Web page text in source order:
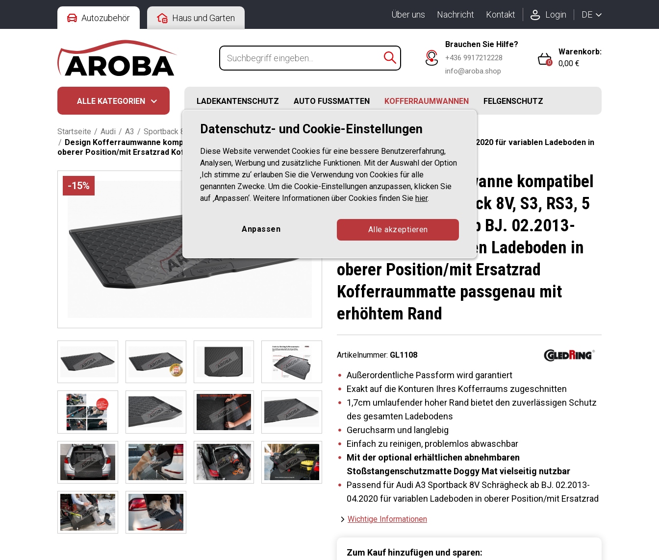
Autozubehör Haus und Garten Über uns Nachricht Kontakt Login DE
Brauchen Sie Hilfe?
+436 9917212228
info@aroba.shop
0
Warenkorb:
0,00 €
ALLE KATEGORIEN LADEKANTENSCHUTZ AUTO FUSSMATTEN KOFFERRAUMWANNEN FELGENSCHUTZ
Startseite / Audi / A3 / Sportback 8V (02.2013-04.2020)
/ Design Kofferraumwanne kompatibel mit Audi A3 Sportback 8V, S3, RS3, 5 Türer Schrägheck ab BJ. 02.2013-04.2020 für variablen Ladeboden in
oberer Position/mit Ersatzrad Kofferraummatte passgenau mit erhöhtem Rand
-15%
Design Kofferraumwanne kompatibel
mit Audi A3 Sportback 8V, S3, RS3, 5
Türer Schrägheck ab BJ. 02.2013-
04.2020 für variablen Ladeboden in
oberer Position/mit Ersatzrad
Kofferraummatte passgenau mit
erhöhtem Rand
Artikelnummer: GL1108
Außerordentliche Passform wird garantiert
Exakt auf die Konturen Ihres Kofferraums zugeschnitten
1,7cm umlaufender hoher Rand bietet den zuverlässigen Schutz
des gesamten Ladebodens
Geruchsarm und langlebig
Einfach zu reinigen, problemlos abwaschbar
Mit der optional erhältlichen abnehmbaren
Stoßstangenschutzmatte Doggy Mat vielseitig nutzbar
Passend für Audi A3 Sportback 8V Schrägheck ab BJ. 02.2013-
04.2020 für variablen Ladeboden in oberer Position/mit Ersatzrad
Wichtige Informationen
Zum Kauf hinzufügen und sparen:
Datenschutz- und Cookie-Einstellungen
Diese Website verwendet Cookies für eine bessere Benutzererfahrung,
Analysen, Werbung und zusätzliche Funktionen. Mit der Auswahl der Option
‚Ich stimme zu‘ erlauben Sie die Verwendung von Cookies für alle
genannten Zwecke. Um die Cookie-Einstellungen anzupassen, klicken Sie
auf ‚Anpassen‘. Weitere Informationen über Cookies finden Sie hier.
Anpassen Alle akzeptieren